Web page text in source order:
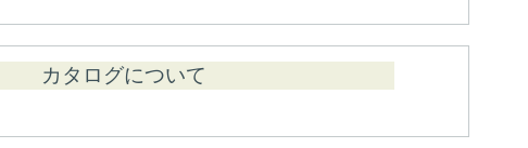
カタログについて